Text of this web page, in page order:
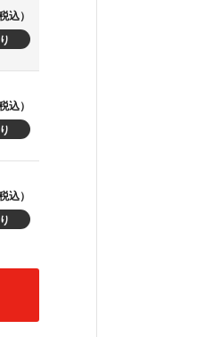
込）
込）
込）